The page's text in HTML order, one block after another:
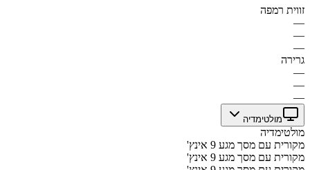
זווית רמפה
—
—
—
גרירה
—
—
—
מולטימדיה
מולטימדיה
מקורית עם מסך מגע 9 אינץ'
מקורית עם מסך מגע 9 אינץ'